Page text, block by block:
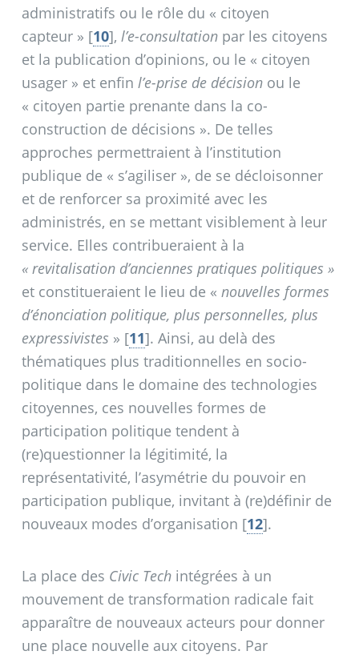
administratifs ou le rôle du « citoyen
capteur » [10], l’e-consultationpar les citoyens
et la publication d’opinions, ou le « citoyen
usager » et enfin l’e-prise de décisionou le
« citoyen partie prenante dans la co-
construction de décisions ». De telles
approches permettraient à l’institution
publique de « s’agiliser », de se décloisonner
et de renforcer sa proximité avec les
administrés, en se mettant visiblement à leur
service. Elles contribueraient à la
« revitalisation d’anciennes pratiques politiques »
et constitueraient le lieu de « nouvelles formes
d’énonciation politique, plus personnelles, plus
expressivistes » [11]. Ainsi, au delà des
thématiques plus traditionnelles en socio-
politique dans le domaine des technologies
citoyennes, ces nouvelles formes de
participation politique tendent à
(re)questionner la légitimité, la
représentativité, l’asymétrie du pouvoir en
participation publique, invitant à (re)définir de
nouveaux modes d’organisation [12].
La place des Civic Techintégrées à un
mouvement de transformation radicale fait
apparaître de nouveaux acteurs pour donner
une place nouvelle aux citoyens. Par